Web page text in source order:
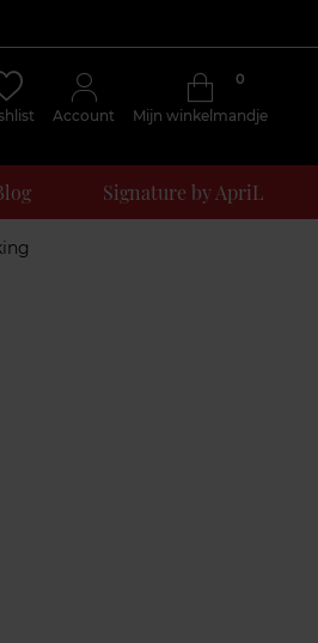
Account Mijn winkelmandje
0
Signature by ApriL